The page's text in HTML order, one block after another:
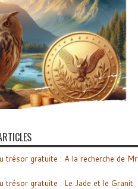
trésor gratuite : A la recherche de Mr
trésor gratuite : Le Jade et le Granit